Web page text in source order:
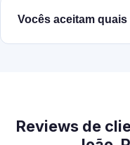
Vocês aceitam
Reviews de